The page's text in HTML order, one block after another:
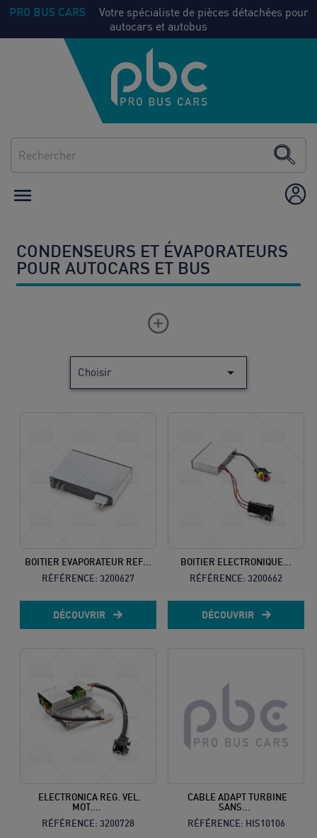
PRO BUS CARS
Votre spécialiste de pièces détachées pour
autocars et autobus
Voir
tout
CHAUFFAGE
CONSOMMABLES
votre
produit ?
service
client
05 57
92 18
8h à 12h
& 13h à
17h

CONDENSEURS ET ÉVAPORATEURS
POUR AUTOCARS ET BUS
Choisir 
BOITIER EVAPORATEUR REF...
RÉFÉRENCE: 3200627
DÉCOUVRIR
BOITIER ELECTRONIQUE...
RÉFÉRENCE: 3200662
DÉCOUVRIR
ELECTRONICA REG. VEL.
MOT....
RÉFÉRENCE: 3200728
CABLE ADAPT TURBINE
SANS...
RÉFÉRENCE: HIS10106